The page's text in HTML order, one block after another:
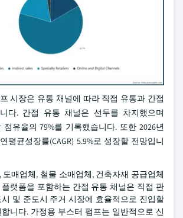
시장은 유통 채널에 따라 직접 유통과 간접
다. 간접 유통 채널은 선두를 차지했으며
유율의 79%를 기록했습니다. 또한 2026년
평균성장률(CAGR) 5.9%로 성장할 전망입니
도매업체, 철물 소매업체, 건축자재 공급업체
랫폼을 포함하는 간접 유통 채널은 직접 판
및 준도시 주거 시장에 효율적으로 진입할
니다. 가정용 부스터 펌프는 일반적으로 신